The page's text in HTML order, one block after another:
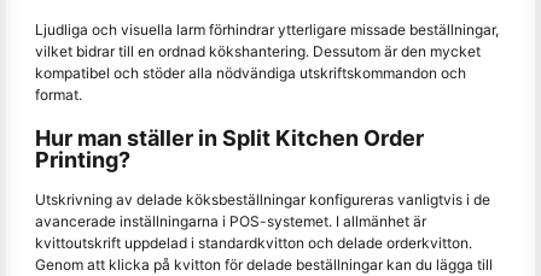
Ljudliga och visuella larm förhindrar ytterligare missade beställningar,
vilket bidrar till en ordnad kökshantering. Dessutom är den mycket
kompatibel och stöder alla nödvändiga utskriftskommandon och
format.
Hur man ställer in Split Kitchen Order
Printing?
Utskrivning av delade köksbeställningar konfigureras vanligtvis i de
avancerade inställningarna i POS-systemet. I allmänhet är
kvittoutskrift uppdelad i standardkvitton och delade orderkvitton.
Genom att klicka på kvitton för delade beställningar kan du lägga till